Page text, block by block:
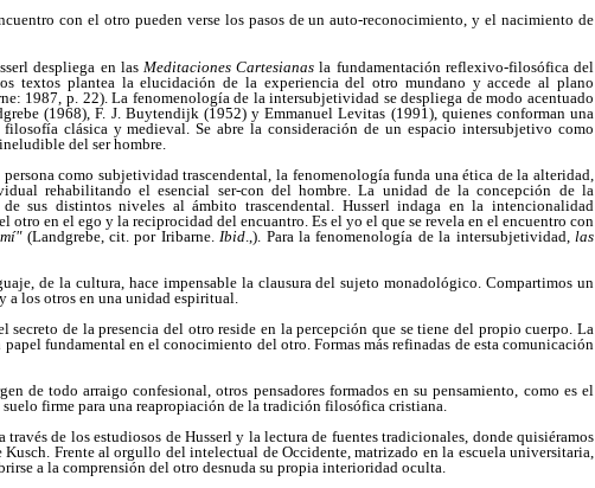
con el otro pueden verse los pasos de un auto-reconocimiento, y el nacimiento de
despliega en las Meditaciones Cartesianasla fundamentación reflexivo-filosófica del
textos plantea la elucidación de la experiencia del otro mundano y accede al plano
1987, p. 22). La fenomenología de la intersubjetividad se despliega de modo acentuado
(1968), F. J. Buytendijk (1952) y Emmanuel Levitas (1991), quienes conforman una
clásica y medieval. Se abre la consideración de un espacio intersubjetivo como
del ser hombre.
como subjetividad trascendental, la fenomenología funda una ética de la alteridad,
rehabilitando el esencial ser-con del hombre. La unidad de la concepción de la
sus distintos niveles al ámbito trascendental. Husserl indaga en la intencionalidad
otro en el ego y la reciprocidad del encuantro. Es el yo el que se revela en el encuentro con
(Landgrebe, cit. por Iribarne. Ibid .,). Para la fenomenología de la intersubjetividad, las
de la cultura, hace impensable la clausura del sujeto monadológico. Compartimos un
a los otros en una unidad espiritual.
secreto de la presencia del otro reside en la percepción que se tiene del propio cuerpo. La
fundamental en el conocimiento del otro. Formas más refinadas de esta comunicación
de todo arraigo confesional, otros pensadores formados en su pensamiento, como es el
firme para una reapropiación de la tradición filosófica cristiana.
de los estudiosos de Husserl y la lectura de fuentes tradicionales, donde quisiéramos
Kusch. Frente al orgullo del intelectual de Occidente, matrizado en la escuela universitaria,
a la comprensión del otro desnuda su propia interioridad oculta.